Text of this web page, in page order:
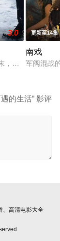
凰在上》。
3.0
，怒河市刑侦支
更新至14集
南戏
军阀混战
的生活” 影评
、高清电影大全